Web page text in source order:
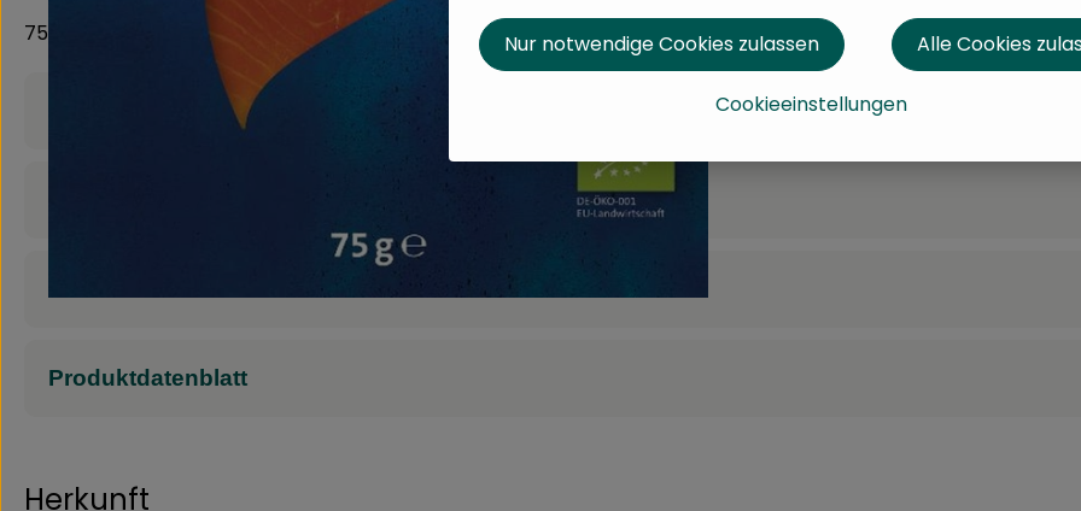
75g
Produktinformationen
Produktdatenblatt
Herkunft
Cookieeinstellungen
Nur notwendige Cookies zulassen Alle Cookies